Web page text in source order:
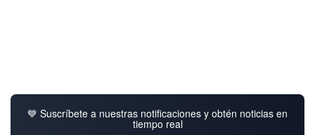
💙 Suscríbete a nuestras notificaciones y obtén noticias en
tiempo real